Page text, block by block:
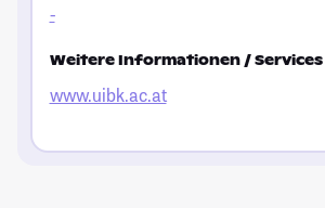
-
Weitere Informationen / Services
www.uibk.ac.at